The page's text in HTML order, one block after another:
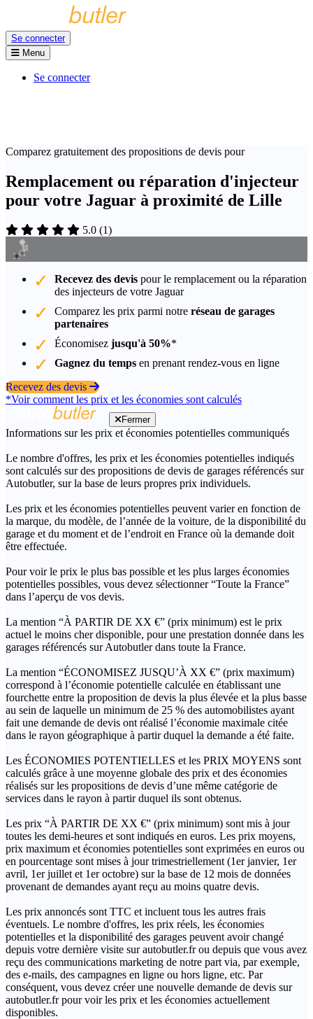
Se connecter
Menu
Se connecter
Comparez gratuitement des propositions de devis pour
Remplacement ou réparation d'injecteur
pour votre Jaguar à proximité de Lille
5.0 (1)
Recevez des devis pour le remplacement ou la réparation
des injecteurs de votre Jaguar
Comparez les prix parmi notre réseau de garages
partenaires
Économisez jusqu'à 50%*
Gagnez du temps en prenant rendez-vous en ligne
Recevez des devis
*Voir comment les prix et les économies sont calculés
Fermer
Informations sur les prix et économies potentielles communiqués
Le nombre d'offres, les prix et les économies potentielles indiqués
sont calculés sur des propositions de devis de garages référencés sur
Autobutler, sur la base de leurs propres prix individuels.
Les prix et les économies potentielles peuvent varier en fonction de
la marque, du modèle, de l’année de la voiture, de la disponibilité du
garage et du moment et de l’endroit en France où la demande doit
être effectuée.
Pour voir le prix le plus bas possible et les plus larges économies
potentielles possibles, vous devez sélectionner “Toute la France”
dans l’aperçu de vos devis.
La mention “À PARTIR DE XX €” (prix minimum) est le prix
actuel le moins cher disponible, pour une prestation donnée dans les
garages référencés sur Autobutler dans toute la France.
La mention “ÉCONOMISEZ JUSQU’À XX €” (prix maximum)
correspond à l’économie potentielle calculée en établissant une
fourchette entre la proposition de devis la plus élevée et la plus basse
au sein de laquelle un minimum de 25 % des automobilistes ayant
fait une demande de devis ont réalisé l’économie maximale citée
dans le rayon géographique à partir duquel la demande a été faite.
Les ÉCONOMIES POTENTIELLES et les PRIX MOYENS sont
calculés grâce à une moyenne globale des prix et des économies
réalisés sur les propositions de devis d’une même catégorie de
services dans le rayon à partir duquel ils sont obtenus.
Les prix “À PARTIR DE XX €” (prix minimum) sont mis à jour
toutes les demi-heures et sont indiqués en euros. Les prix moyens,
prix maximum et économies potentielles sont exprimées en euros ou
en pourcentage sont mises à jour trimestriellement (1er janvier, 1er
avril, 1er juillet et 1er octobre) sur la base de 12 mois de données
provenant de demandes ayant reçu au moins quatre devis.
Les prix annoncés sont TTC et incluent tous les autres frais
éventuels. Le nombre d'offres, les prix réels, les économies
potentielles et la disponibilité des garages peuvent avoir changé
depuis votre dernière visite sur autobutler.fr ou depuis que vous avez
reçu des communications marketing de notre part via, par exemple,
des e-mails, des campagnes en ligne ou hors ligne, etc. Par
conséquent, vous devez créer une nouvelle demande de devis sur
autobutler.fr pour voir les prix et les économies actuellement
disponibles.